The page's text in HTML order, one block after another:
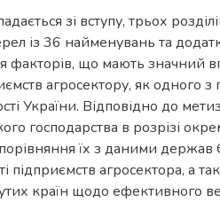
зі вступу, трьох
із 36 найменувань та
факторів, що мають значний
агросектору, як одного
України. Відповідно до
господарства в розрізі
їх з даними держав
підприємств агросектора, а
країн щодо ефективного